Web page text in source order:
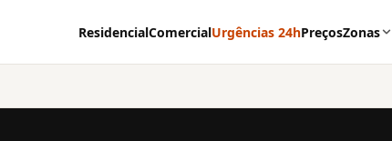
ResidencialComercialUrgências 24hPreçosZonas